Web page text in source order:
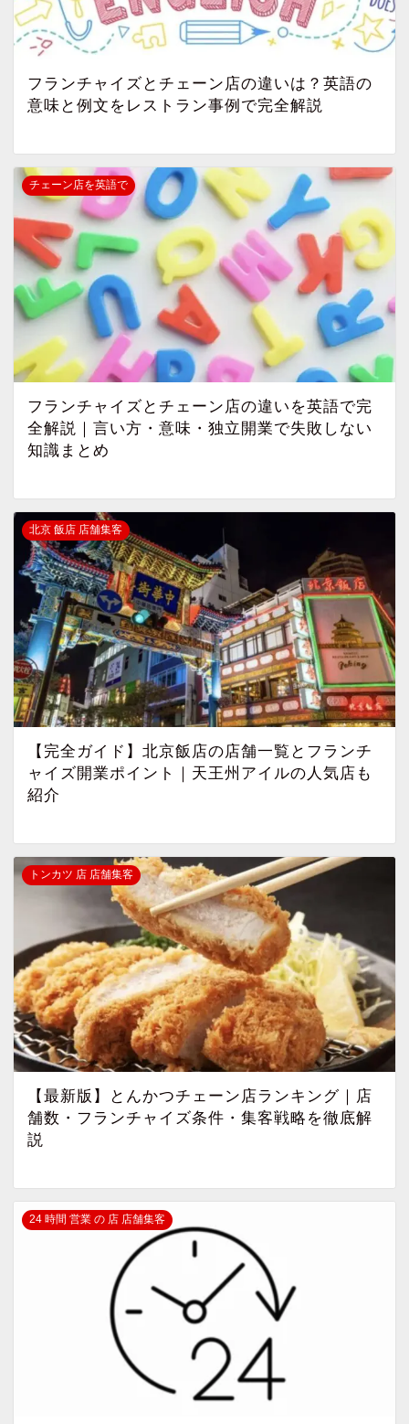
フランチャイズとチェーン店の違いは？英語の
意味と例文をレストラン事例で完全解説
チェーン店を英語で
フランチャイズとチェーン店の違いを英語で完
全解説｜言い方・意味・独立開業で失敗しない
知識まとめ
北京 飯店 店舗集客
【完全ガイド】北京飯店の店舗一覧とフランチ
ャイズ開業ポイント｜天王州アイルの人気店も
紹介
トンカツ 店 店舗集客
【最新版】とんかつチェーン店ランキング｜店
舗数・フランチャイズ条件・集客戦略を徹底解
説
24 時間 営業 の 店 店舗集客